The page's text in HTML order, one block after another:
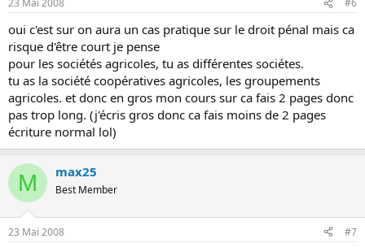
23 Mai 2008 #6
oui c'est sur on aura un cas pratique sur le droit pénal mais ca
risque d'être court je pense
pour les sociétés agricoles, tu as différentes sociétes.
tu as la société coopératives agricoles, les groupements
agricoles. et donc en gros mon cours sur ca fais 2 pages donc
pas trop long. (j'écris gros donc ca fais moins de 2 pages
écriture normal lol)
M max25
Best Member
23 Mai 2008 #7